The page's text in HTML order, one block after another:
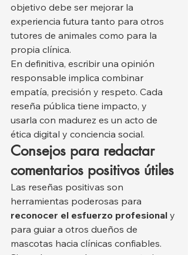
objetivo debe ser mejorar la
experiencia futura tanto para otros
tutores de animales como para la
propia clínica.
En definitiva, escribir una opinión
responsable implica combinar
empatía, precisión y respeto. Cada
reseña pública tiene impacto, y
usarla con madurez es un acto de
ética digital y conciencia social.
Consejos para redactar
comentarios positivos útiles
Las reseñas positivas son
herramientas poderosas para
reconocer el esfuerzo profesional y
para guiar a otros dueños de
mascotas hacia clínicas confiables.